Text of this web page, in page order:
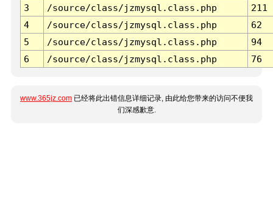
3 /source/class/jzmysql.class.php
211
4
/source/class/jzmysql.class.php
62
5
/source/class/jzmysql.class.php
94
6
/source/class/jzmysql.class.php 76
www.365jz.com 已经将此出错信息详细记录, 由此给您带来的访问不便我
们深感歉意.